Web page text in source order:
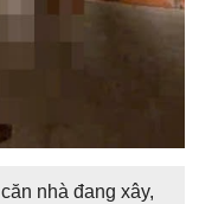
nhà đang xây,